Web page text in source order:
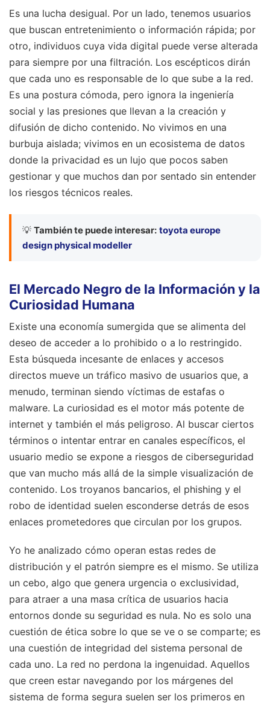
Es una lucha desigual. Por un lado, tenemos usuarios
que buscan entretenimiento o información rápida; por
otro, individuos cuya vida digital puede verse alterada
para siempre por una filtración. Los escépticos dirán
que cada uno es responsable de lo que sube a la red.
Es una postura cómoda, pero ignora la ingeniería
social y las presiones que llevan a la creación y
difusión de dicho contenido. No vivimos en una
burbuja aislada; vivimos en un ecosistema de datos
donde la privacidad es un lujo que pocos saben
gestionar y que muchos dan por sentado sin entender
los riesgos técnicos reales.
💡 También te puede interesar: toyota europe
design physical modeller
El Mercado Negro de la Información y la
Curiosidad Humana
Existe una economía sumergida que se alimenta del
deseo de acceder a lo prohibido o a lo restringido.
Esta búsqueda incesante de enlaces y accesos
directos mueve un tráfico masivo de usuarios que, a
menudo, terminan siendo víctimas de estafas o
malware. La curiosidad es el motor más potente de
internet y también el más peligroso. Al buscar ciertos
términos o intentar entrar en canales específicos, el
usuario medio se expone a riesgos de ciberseguridad
que van mucho más allá de la simple visualización de
contenido. Los troyanos bancarios, el phishing y el
robo de identidad suelen esconderse detrás de esos
enlaces prometedores que circulan por los grupos.
Yo he analizado cómo operan estas redes de
distribución y el patrón siempre es el mismo. Se utiliza
un cebo, algo que genera urgencia o exclusividad,
para atraer a una masa crítica de usuarios hacia
entornos donde su seguridad es nula. No es solo una
cuestión de ética sobre lo que se ve o se comparte; es
una cuestión de integridad del sistema personal de
cada uno. La red no perdona la ingenuidad. Aquellos
que creen estar navegando por los márgenes del
sistema de forma segura suelen ser los primeros en